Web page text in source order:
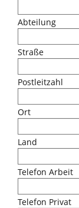
Abteilung
Straße
Postleitzahl
Ort
Land
Telefon Arbeit
Telefon Privat